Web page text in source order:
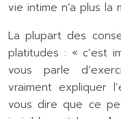
vie intime n’a plus la
La plupart des
platitudes : « c’est
vous parle
vraiment expliquer
vous dire que ce